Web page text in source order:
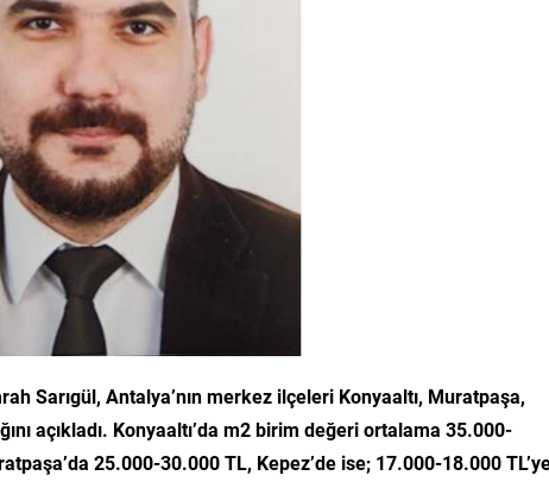
Sarıgül, Antalya’nın merkez ilçeleri Konyaaltı, Muratpaşa,
açıkladı. Konyaaltı’da m2 birim değeri ortalama 35.000-
25.000-30.000 TL, Kepez’de ise; 17.000-18.000